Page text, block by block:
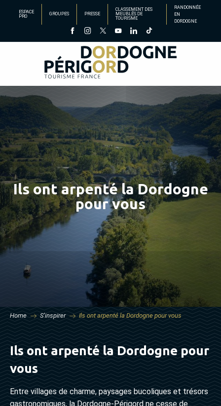
principal
ESPACE
PRO
GROUPES PRESSE
CLASSEMENT DES
MEUBLÉS DE
TOURISME
RANDONNÉE
EN
DORDOGNE
Ils ont arpenté la Dordogne
pour vous
Home S’inspirer Ils ont arpenté la Dordogne pour vous
Ils ont arpenté la Dordogne pour
vous
Entre villages de charme, paysages bucoliques et trésors
gastronomiques, la Dordogne-Périgord ne cesse de